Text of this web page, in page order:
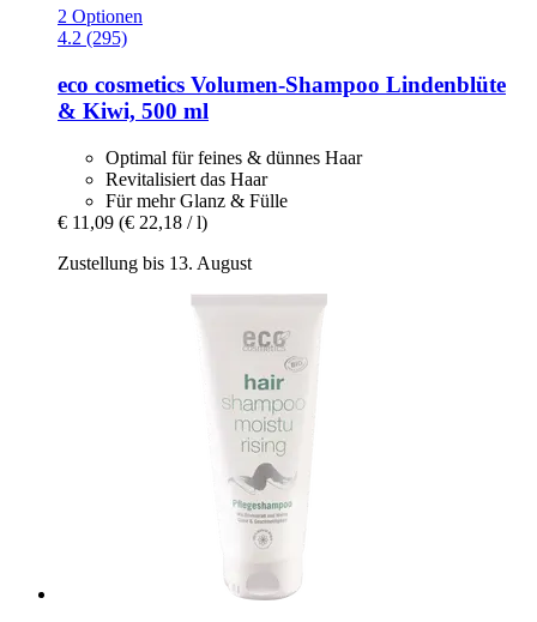
2 Optionen
4.2 (295)
eco cosmetics Volumen-​Shampoo Lindenblüte
& Kiwi, 500 ml
Optimal für feines & dünnes Haar
Revitalisiert das Haar
Für mehr Glanz & Fülle
€ 11,09 (€ 22,18 / l)
Zustellung bis 13. August